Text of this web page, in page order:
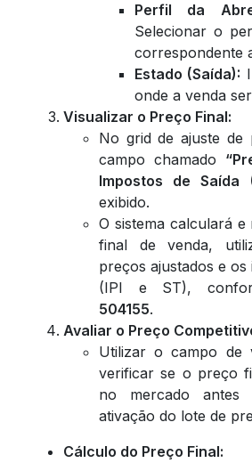
Perfil da
Selecionar o
correspondente
Estado (Saída):
onde a venda
Visualizar o Preço Final:
No grid de ajuste de
campo chamado
Impostos de Saída
exibido.
O sistema calculará
final de venda,
preços ajustados e os
(IPI e ST),
504155.
Avaliar o Preço
Utilizar o campo de
verificar se o preço
no mercado
ativação do lote de
Cálculo do Preço Final: